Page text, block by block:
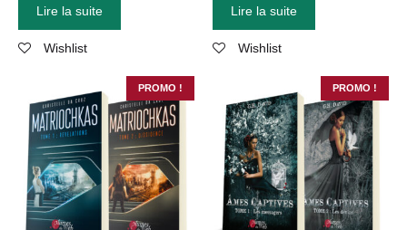
Lire la suite
Wishlist
Lire la suite
Wishlist
PROMO ! PROMO !